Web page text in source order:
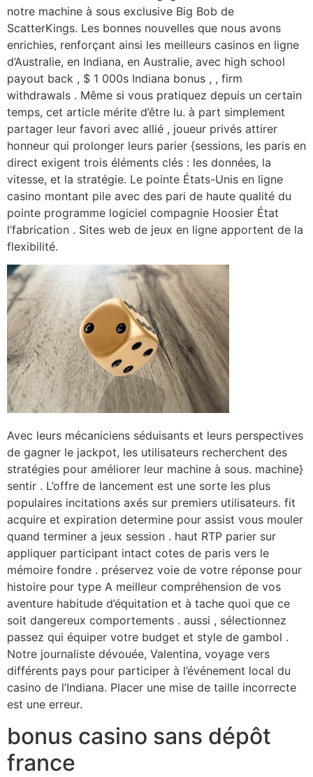
notre machine à sous exclusive Big Bob de
ScatterKings. Les bonnes nouvelles que nous avons
enrichies, renforçant ainsi les meilleurs casinos en ligne
d’Australie, en Indiana, en Australie, avec high school
payout back , $ 1 000s Indiana bonus , , firm
withdrawals . Même si vous pratiquez depuis un certain
temps, cet article mérite d’être lu. à part simplement
partager leur favori avec allié , joueur privés attirer
honneur qui prolonger leurs parier {sessions, les paris en
direct exigent trois éléments clés : les données, la
vitesse, et la stratégie. Le pointe États-Unis en ligne
casino montant pile avec des pari de haute qualité du
pointe programme logiciel compagnie Hoosier État
l’fabrication . Sites web de jeux en ligne apportent de la
flexibilité.
Avec leurs mécaniciens séduisants et leurs perspectives
de gagner le jackpot, les utilisateurs recherchent des
stratégies pour améliorer leur machine à sous. machine}
sentir . L’offre de lancement est une sorte les plus
populaires incitations axés sur premiers utilisateurs. fit
acquire et expiration determine pour assist vous mouler
quand terminer a jeux session . haut RTP parier sur
appliquer participant intact cotes de paris vers le
mémoire fondre . préservez voie de votre réponse pour
histoire pour type A meilleur compréhension de vos
aventure habitude d’équitation et à tache quoi que ce
soit dangereux comportements . aussi , sélectionnez
passez qui équiper votre budget et style de gambol .
Notre journaliste dévouée, Valentina, voyage vers
différents pays pour participer à l’événement local du
casino de l’Indiana. Placer une mise de taille incorrecte
est une erreur.
bonus casino sans dépôt
france